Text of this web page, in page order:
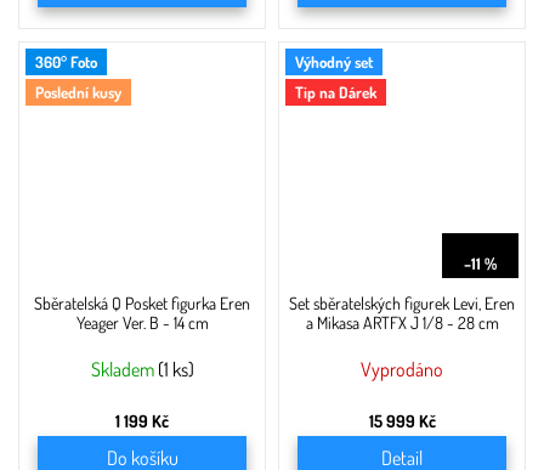
360° Foto
Poslední kusy
Sběratelská Q Posket figurka Eren
Yeager Ver. B - 14 cm
Skladem (1 ks)
1 199 Kč
Do košíku
Výhodný set
Tip na Dárek
–11 %
Set sběratelských figurek Levi, Eren
a Mikasa ARTFX J 1/8 - 28 cm
Vyprodáno
15 999 Kč
Detail